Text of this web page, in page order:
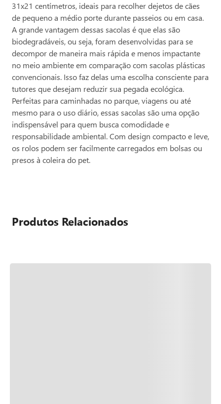
31x21 centímetros, ideais para recolher dejetos de cães
de pequeno a médio porte durante passeios ou em casa.
A grande vantagem dessas sacolas é que elas são
biodegradáveis, ou seja, foram desenvolvidas para se
decompor de maneira mais rápida e menos impactante
no meio ambiente em comparação com sacolas plásticas
convencionais. Isso faz delas uma escolha consciente para
tutores que desejam reduzir sua pegada ecológica.
Perfeitas para caminhadas no parque, viagens ou até
mesmo para o uso diário, essas sacolas são uma opção
indispensável para quem busca comodidade e
responsabilidade ambiental. Com design compacto e leve,
os rolos podem ser facilmente carregados em bolsas ou
presos à coleira do pet.
Produtos Relacionados